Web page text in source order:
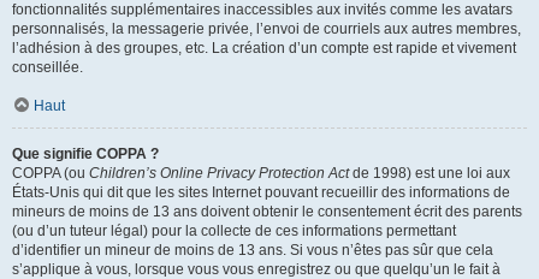
fonctionnalités supplémentaires inaccessibles aux invités comme les avatars
personnalisés, la messagerie privée, l’envoi de courriels aux autres membres,
l’adhésion à des groupes, etc. La création d’un compte est rapide et vivement
conseillée.
Haut
Que signifie COPPA ?
COPPA (ou Children’s Online Privacy Protection Actde 1998) est une loi aux
États-Unis qui dit que les sites Internet pouvant recueillir des informations de
mineurs de moins de 13 ans doivent obtenir le consentement écrit des parents
(ou d’un tuteur légal) pour la collecte de ces informations permettant
d’identifier un mineur de moins de 13 ans. Si vous n’êtes pas sûr que cela
s’applique à vous, lorsque vous vous enregistrez ou que quelqu’un le fait à